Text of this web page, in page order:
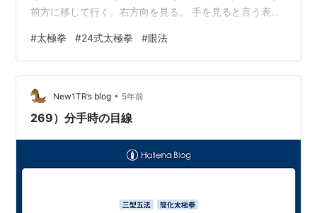
前方に移して行く。右方向を見る。 手を見ると言う表現
のだろうか？右手方向を見ると言うのであれば分かるの
だが。。。。 以前にYouTubeで何人かの老師の太極拳を
見た時も、手を見ている様な感じの場面に何回も遭遇
し、とても気になって居た。どちらが正しいのだろう
か、今後、もう少し注意を払って行こうと思う。
#太極拳 #24式太極拳 #眼法
New1TR’s blog • 5年前
269）分手時の目線